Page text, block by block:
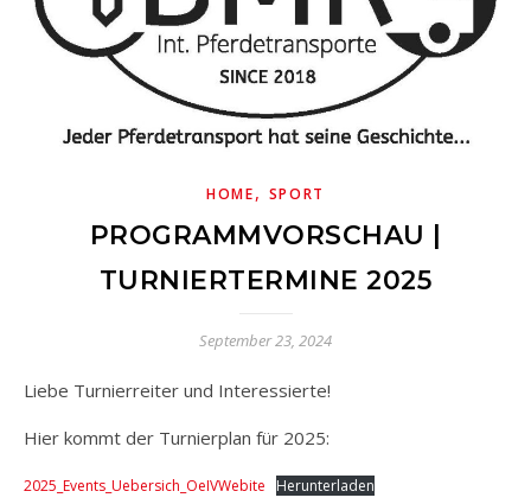
HOME, SPORT
PROGRAMMVORSCHAU |
TURNIERTERMINE 2025
September 23, 2024
Liebe Turnierreiter und Interessierte!
Hier kommt der Turnierplan für 2025:
2025_Events_Uebersich_OeIVWebite Herunterladen